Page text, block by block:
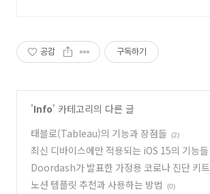
공감 구독하기
'Info' 카테고리의 다른 글
태블로(Tableau)의 기능과 장점들
(2)
최신 디바이스에만 적용되는 iOS 15의 기능들
(0)
Doordash가 발표한 가정용 코로나 진단 키트
(0)
노션 템플릿 추천과 사용하는 방법 (0)